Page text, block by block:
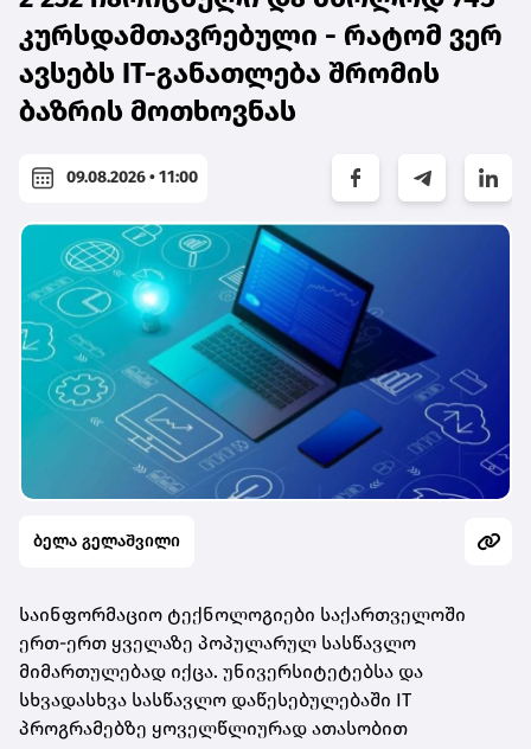
კურსდამთავრებული - რატომ ვერ
ავსებს IT-განათლება შრომის
ბაზრის მოთხოვნას
09.08.2026 • 11:00
ბელა გელაშვილი
საინფორმაციო ტექნოლოგიები საქართველოში
ერთ-ერთ ყველაზე პოპულარულ სასწავლო
მიმართულებად იქცა. უნივერსიტეტებსა და
სხვადასხვა სასწავლო დაწესებულებაში IT
პროგრამებზე ყოველწლიურად ათასობით